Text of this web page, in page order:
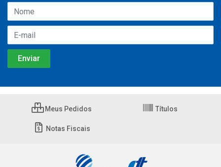
Meus Pedidos Títulos
Notas Fiscais